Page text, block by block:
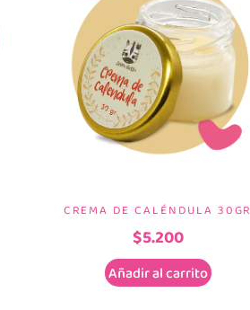
CREMA DE CALÉNDULA 30GR
$5.200
Añadir al carrito